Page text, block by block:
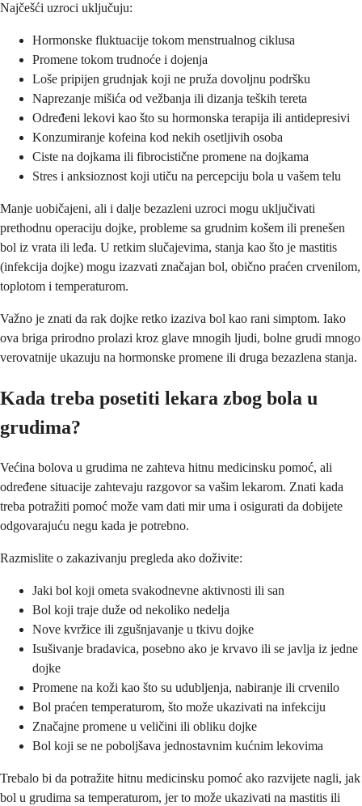
Najčešći uzroci uključuju:
Hormonske fluktuacije tokom menstrualnog ciklusa
Promene tokom trudnoće i dojenja
Loše pripijen grudnjak koji ne pruža dovoljnu podršku
Naprezanje mišića od vežbanja ili dizanja teških tereta
Određeni lekovi kao što su hormonska terapija ili antidepresivi
Konzumiranje kofeina kod nekih osetljivih osoba
Ciste na dojkama ili fibrocistične promene na dojkama
Stres i anksioznost koji utiču na percepciju bola u vašem telu
Manje uobičajeni, ali i dalje bezazleni uzroci mogu uključivati
prethodnu operaciju dojke, probleme sa grudnim košem ili prenešen
bol iz vrata ili leđa. U retkim slučajevima, stanja kao što je mastitis
(infekcija dojke) mogu izazvati značajan bol, obično praćen crvenilom,
toplotom i temperaturom.
Važno je znati da rak dojke retko izaziva bol kao rani simptom. Iako
ova briga prirodno prolazi kroz glave mnogih ljudi, bolne grudi mnogo
verovatnije ukazuju na hormonske promene ili druga bezazlena stanja.
Kada treba posetiti lekara zbog bola u
grudima?
Većina bolova u grudima ne zahteva hitnu medicinsku pomoć, ali
određene situacije zahtevaju razgovor sa vašim lekarom. Znati kada
treba potražiti pomoć može vam dati mir uma i osigurati da dobijete
odgovarajuću negu kada je potrebno.
Razmislite o zakazivanju pregleda ako doživite:
Jaki bol koji ometa svakodnevne aktivnosti ili san
Bol koji traje duže od nekoliko nedelja
Nove kvržice ili zgušnjavanje u tkivu dojke
Isušivanje bradavica, posebno ako je krvavo ili se javlja iz jedne
dojke
Promene na koži kao što su udubljenja, nabiranje ili crvenilo
Bol praćen temperaturom, što može ukazivati na infekciju
Značajne promene u veličini ili obliku dojke
Bol koji se ne poboljšava jednostavnim kućnim lekovima
Trebalo bi da potražite hitnu medicinsku pomoć ako razvijete nagli, jak
bol u grudima sa temperaturom, jer to može ukazivati na mastitis ili